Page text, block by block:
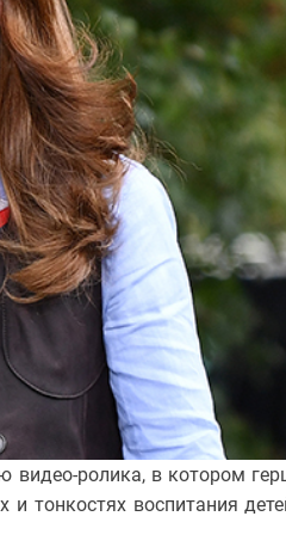
ролика, в котором
и тонкостях воспитания